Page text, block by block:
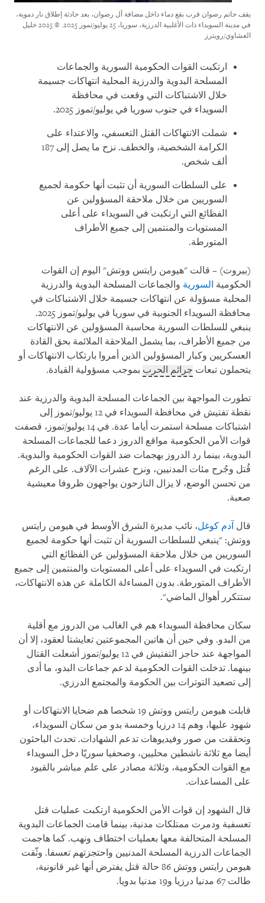
يقف حاتم رضوان قرب بقع دماء داخل مضافة آل رضوان، بعد حادثة إطلاق نار دموية،
في مدينة السويداء ذات الأغلبية الدرزية، سوريا، 25 يوليو/تموز 2025.
© 2025 خليل
العشاوي/رويترز
ارتكبت القوات الحكومية السورية والجماعات
المسلحة البدوية والدرزية المحلية انتهاكات جسيمة
خلال الاشتباكات التي وقعت في محافظة
السويداء في جنوب سوريا في يوليو/تموز 2025.
شملت الانتهاكات القتل التعسفي، والاعتداء على
الكرامة الشخصية، والخطف. نزح ما يصل إلى 187
ألف شخص.
على السلطات السورية أن تثبت أنها حكومة لجميع
السوريين من خلال ملاحقة المسؤولين عن
الفظائع التي ارتكبت في السويداء على أعلى
المستويات والمنتمين إلى جميع الأطراف
المتورطة.
(بيروت) – قالت "هيومن رايتس ووتش" اليوم إن القوات
الحكومية السورية والجماعات المسلحة البدوية والدرزية
المحلية مسؤولة عن انتهاكات جسيمة خلال الاشتباكات في
محافظة السويداء الجنوبية في سوريا في يوليو/تموز 2025.
ينبغي للسلطات السورية محاسبة المسؤولين عن الانتهاكات
من جميع الأطراف، بما يشمل الملاحقة الملائمة بحق القادة
العسكريين وكبار المسؤولين الذين أمروا بارتكاب الانتهاكات أو
يتحملون تبعات جرائم الحرب بموجب مسؤولية القيادة.
تطورت المواجهة بين الجماعات المسلحة البدوية والدرزية عند
نقطة تفتيش في محافظة السويداء في 12 يوليو/تموز إلى
اشتباكات مسلحة استمرت أياما عدة. في 14 يوليو/تموز، قصفت
قوات الأمن الحكومية مواقع الدروز دعما للجماعات المسلحة
البدوية، بينما رد الدروز بهجمات ضد القوات الحكومية والبدوية.
قُتل وجُرح مئات المدنيين، ونزح عشرات الآلاف. على الرغم
من تحسن الوضع، لا يزال النازحون يواجهون ظروفا معيشية
صعبة.
قال آدم كوغل، نائب مديرة الشرق الأوسط في هيومن رايتس
ووتش: "ينبغي للسلطات السورية أن تثبت أنها حكومة لجميع
السوريين من خلال ملاحقة المسؤولين عن الفظائع التي
ارتكبت في السويداء على أعلى المستويات والمنتمين إلى جميع
الأطراف المتورطة. بدون المساءلة الكاملة عن هذه الانتهاكات،
ستتكرر أهوال الماضي".
سكان محافظة السويداء هم في الغالب من الدروز مع أقلية
من البدو. وفي حين أن هاتين المجموعتين تعايشتا لعقود، إلا أن
المواجهة عند حاجز التفتيش في 12 يوليو/تموز أشعلت القتال
بينهما. تدخلت القوات الحكومية لدعم جماعات البدو، ما أدى
إلى تصعيد التوترات بين الحكومة والمجتمع الدرزي.
قابلت هيومن رايتس ووتش 19 شخصا هم ضحايا الانتهاكات أو
شهود عليها، وهم 14 درزيا وخمسة بدو من سكان السويداء،
وتحققت من صور وفيديوهات تدعم الشهادات. تحدث الباحثون
أيضا مع ثلاثة ناشطين محليين، وصحفيا سوريّا دخل السويداء
مع القوات الحكومية، وثلاثة مصادر على علم مباشر بالقيود
على المساعدات.
قال الشهود إن قوات الأمن الحكومية ارتكبت عمليات قتل
تعسفية ودمرت ممتلكات مدنية، بينما قامت الجماعات البدوية
المسلحة المتحالفة معها بعمليات اختطاف ونهب. كما هاجمت
الجماعات الدرزية المسلحة المدنيين واحتجزتهم تعسفا. وثّقت
هيومن رايتس ووتش 86 حالة قتل يفترض أنها غير قانونية،
طالت 67 مدنيا درزيا و19 مدنيا بدويا.